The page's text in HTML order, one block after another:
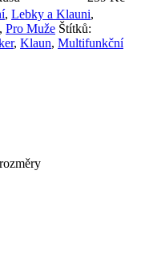
, Lebky a Klauni,
, Pro Muže Štítků:
, Klaun, Multifunkční